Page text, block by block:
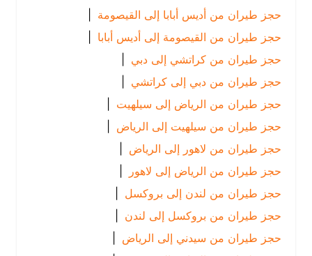
حجز طيران من أديس أبابا إلى القيصومة |
حجز طيران من القيصومة إلى أديس أبابا |
حجز طيران من كراتشي إلى دبي |
حجز طيران من دبي إلى كراتشي |
حجز طيران من الرياض إلى سيلهيت |
حجز طيران من سيلهيت إلى الرياض
|
حجز طيران من لاهور إلى الرياض
|
حجز طيران من الرياض إلى لاهور |
حجز طيران من لندن إلى بروكسل |
حجز طيران من بروكسل إلى لندن
|
حجز طيران من سيدني إلى الرياض
|